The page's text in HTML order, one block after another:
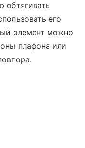
обтягивать
его
элемент можно
плафона или